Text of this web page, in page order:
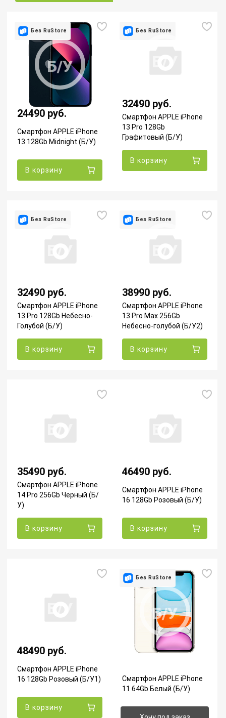
Без RuStore
Б/У
24490 руб.
Смартфон APPLE iPhone
13 128Gb Midnight (Б/У)
В корзину
Без RuStore
32490 руб.
Смартфон APPLE iPhone
13 Pro 128Gb
Графитовый (Б/У)
В корзину
Без RuStore
32490 руб.
Смартфон APPLE iPhone
13 Pro 128Gb Небесно-
Голубой (Б/У)
В корзину
Без RuStore
38990 руб.
Смартфон APPLE iPhone
13 Pro Max 256Gb
Небесно-голубой (Б/У2)
В корзину
35490 руб.
Смартфон APPLE iPhone
14 Pro 256Gb Черный (Б/
У)
В корзину
46490 руб.
Смартфон APPLE iPhone
16 128Gb Розовый (Б/У)
В корзину
48490 руб.
Смартфон APPLE iPhone
16 128Gb Розовый (Б/У1)
В корзину
Без RuStore
Б/У
Смартфон APPLE iPhone
11 64Gb Белый (Б/У)